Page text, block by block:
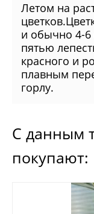
Летом на
и обычно 4-6
пятью
красного и
плавным
горлу.
С данным
покупают: